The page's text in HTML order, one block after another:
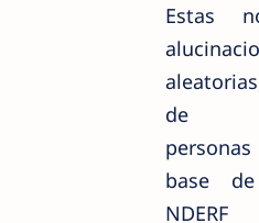
Estas
de
base
NDERF